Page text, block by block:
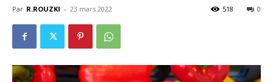
Par R.ROUZKI - 23 mars 2022 0
518